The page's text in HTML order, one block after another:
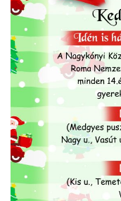
KAPCSOLAT
LETÖLTHETŐ
VÁLASZTÁS 2026
ÉV
ROMA